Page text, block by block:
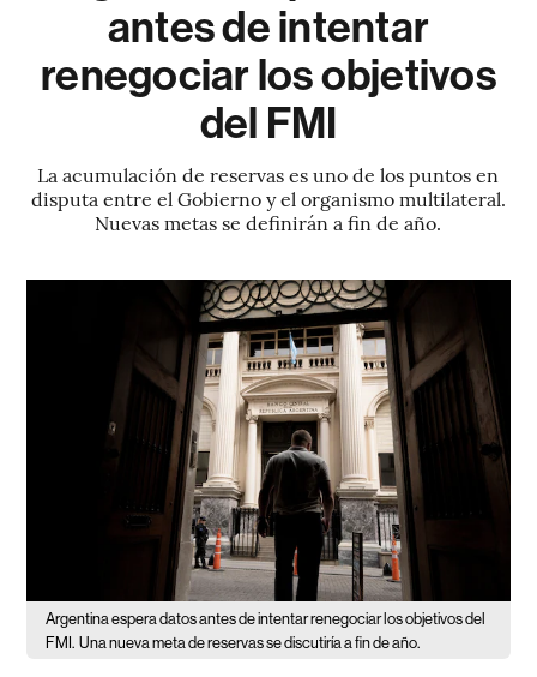
antes de intentar
renegociar los objetivos
del FMI
La acumulación de reservas es uno de los puntos en
disputa entre el Gobierno y el organismo multilateral.
Nuevas metas se definirán a fin de año.
Argentina espera datos antes de intentar renegociar los objetivos del
FMI. Una nueva meta de reservas se discutiría a fin de año.